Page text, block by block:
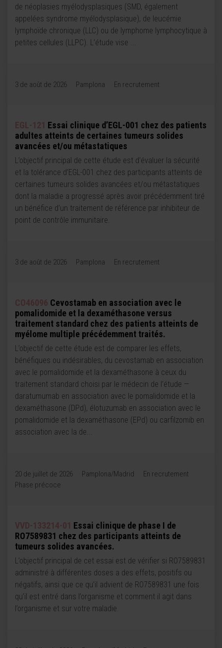
de néoplasies myélodysplasiques (SMD, également
appelées syndrome myélodysplasique), de leucémie
lymphoïde chronique (LLC) ou de lymphome lymphocytique à
petites cellules (LLPC). L’étude vise ...
3 de août de 2026 Pamplona En recrutement
EGL-121 Essai clinique d’EGL-001 chez des patients
adultes atteints de certaines tumeurs solides
avancées et/ou métastatiques
L’objectif principal de cette étude est d’évaluer la sécurité
et la tolérance d’EGL-001 chez des participants atteints de
certaines tumeurs solides avancées et/ou métastatiques
dont la maladie a progressé après avoir précédemment tiré
un bénéfice d’un traitement de référence par inhibiteur de
point de contrôle immunitaire.
3 de août de 2026 Pamplona En recrutement
CO46096 Cevostamab en association avec le
pomalidomide et la dexaméthasone versus
traitement standard chez des patients atteints de
myélome multiple précédemment traités.
L’objectif de cette étude est de comparer les effets,
bénéfiques ou indésirables, du cevostamab en association
avec le pomalidomide et la dexaméthasone à ceux du
traitement standard choisi par le médecin de l’étude —
daratumumab en association avec le pomalidomide et la
dexaméthasone (DPd), élotuzumab en association avec le
pomalidomide et la dexaméthasone (EPd) ou carfilzomib en
association avec la de...
20 de juillet de 2026 Pamplona/Madrid
En recrutement
Phase précoce
VVD-133214-01 Essai clinique de phase I de
RO7589831 chez des participants atteints de
tumeurs solides avancées.
L’objectif principal de cet essai est de vérifier si RO7589831
administré à différentes doses a des effets, positifs ou
négatifs, ainsi que ce qu’il advient de RO7589831 une fois
qu’il est entré dans l’organisme et comment il agit dans
l’organisme et sur votre maladie.